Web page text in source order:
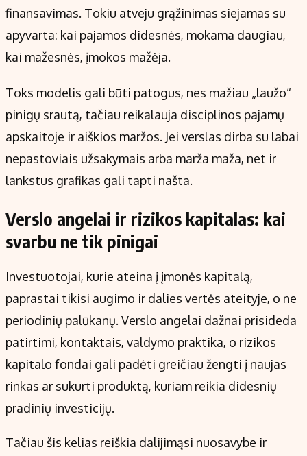
finansavimas. Tokiu atveju grąžinimas siejamas su
apyvarta: kai pajamos didesnės, mokama daugiau,
kai mažesnės, įmokos mažėja.
Toks modelis gali būti patogus, nes mažiau „laužo“
pinigų srautą, tačiau reikalauja disciplinos pajamų
apskaitoje ir aiškios maržos. Jei verslas dirba su labai
nepastoviais užsakymais arba marža maža, net ir
lankstus grafikas gali tapti našta.
Verslo angelai ir rizikos kapitalas: kai
svarbu ne tik pinigai
Investuotojai, kurie ateina į įmonės kapitalą,
paprastai tikisi augimo ir dalies vertės ateityje, o ne
periodinių palūkanų. Verslo angelai dažnai prisideda
patirtimi, kontaktais, valdymo praktika, o rizikos
kapitalo fondai gali padėti greičiau žengti į naujas
rinkas ar sukurti produktą, kuriam reikia didesnių
pradinių investicijų.
Tačiau šis kelias reiškia dalijimąsi nuosavybe ir